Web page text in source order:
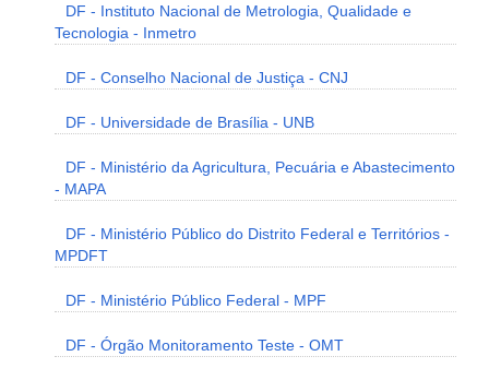
DF - Instituto Nacional de Metrologia, Qualidade e
Tecnologia - Inmetro
DF - Conselho Nacional de Justiça - CNJ
DF - Universidade de Brasília - UNB
DF - Ministério da Agricultura, Pecuária e Abastecimento
- MAPA
DF - Ministério Público do Distrito Federal e Territórios -
MPDFT
DF - Ministério Público Federal - MPF
DF - Órgão Monitoramento Teste - OMT